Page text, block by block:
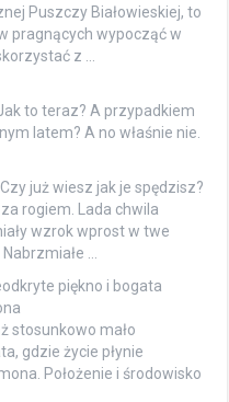
Puszczy Białowieskiej, to
pragnących wypocząć w
z …
to teraz? A przypadkiem
latem? A no właśnie nie.
już wiesz jak je spędzisz?
rogiem. Lada chwila
wzrok wprost w twe
…
piękno i bogata
stosunkowo mało
gdzie życie płynie
Położenie i środowisko